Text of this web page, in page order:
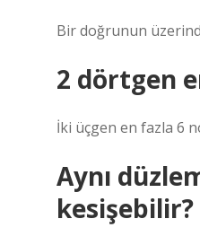
Bir doğrunun
2 dörtgen
İki üçgen en fazla 6
Aynı
kesişebilir?